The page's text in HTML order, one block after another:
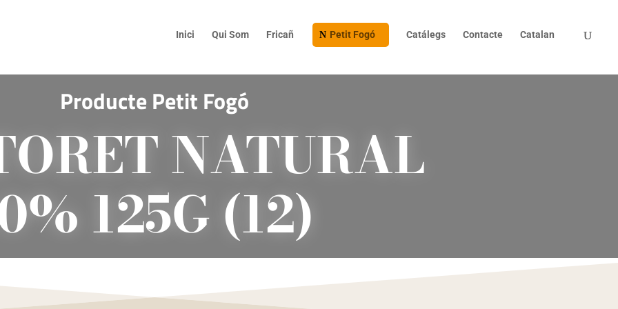
Inici Qui Som Fricañ Petit Fogó Catálegs Contacte Catalan
Producte Petit Fogó
NATURAL
125G (12)